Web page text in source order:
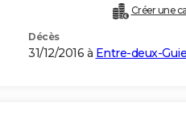
Créer une
Décès
31/12/2016 à Entre-deux-